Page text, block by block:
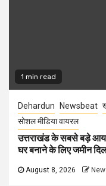
1 min read
Dehardun Newsbeat
सोशल मीडिया वायरल
उत्तराखंड के सबसे बड़े
घर बनाने के लिए जमीन
August 8, 2026